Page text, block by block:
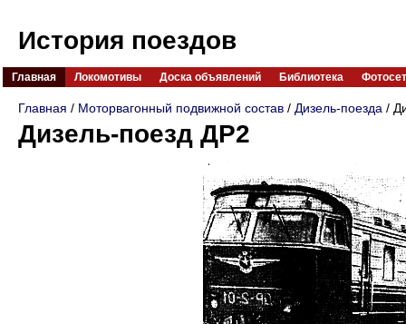
История поездов
Главная Локомотивы Доска объявлений Библиотека
Главная / Моторвагонный подвижной состав / Дизель-поезда /
Дизель-поезд ДР2